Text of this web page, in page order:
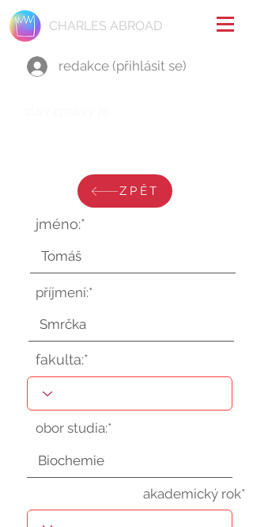
CHARLES ABROAD
redakce (přihlásit se)
ZPĚT
jméno:*
příjmení:*
fakulta:*
obor studia:*
akademický rok*